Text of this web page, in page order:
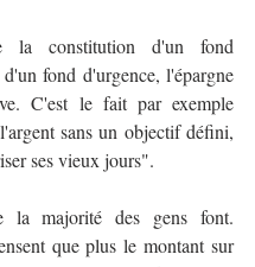
constitution d'un fond
fond d'urgence, l'épargne
C'est le fait par exemple
sans un objectif défini,
ses vieux jours".
la majorité des gens font.
que plus le montant sur